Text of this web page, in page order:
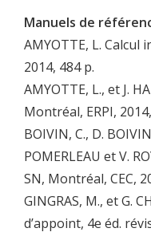
Manuels de
AMYOTTE, L. Calcul
2014, 484 p.
AMYOTTE, L., et J.
Montréal, ERPI,
BOIVIN, C., D.
POMERLEAU et V.
SN, Montréal, CEC,
GINGRAS, M., et G.
d’appoint, 4e éd.